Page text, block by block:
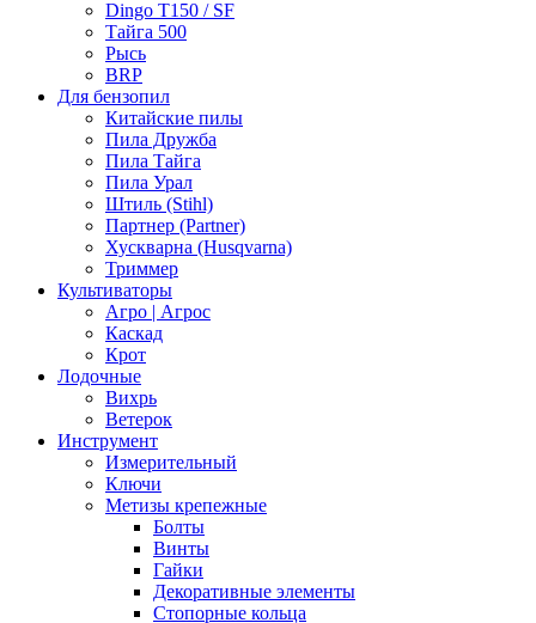
Dingo T150 / SF
Тайга 500
Рысь
BRP
Для бензопил
Китайские пилы
Пила Дружба
Пила Тайга
Пила Урал
Штиль (Stihl)
Партнер (Partner)
Хускварна (Husqvarna)
Триммер
Культиваторы
Агро | Агрос
Каскад
Крот
Лодочные
Вихрь
Ветерок
Инструмент
Измерительный
Ключи
Метизы крепежные
Болты
Винты
Гайки
Декоративные элементы
Стопорные кольца